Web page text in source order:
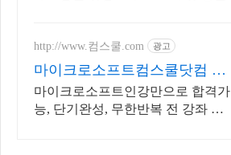
http://www.컴스쿨.com 광고
마이크로소프트컴스쿨닷컴 당
일 신청&결제시 기프티콘!
마이크로소프트인강만으로 합격가
능, 단기완성, 무한반복 전 강좌 스